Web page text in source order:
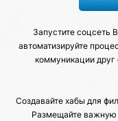
Запустите соцсеть
автоматизируйте
коммуникации друг
Создавайте хабы для
Размещайте важную